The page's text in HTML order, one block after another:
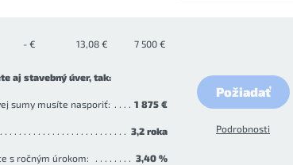
- € 13,08 € 7 500 €
Požiadať
Podrobnosti
aj stavebný úver, tak:
sumy musíte nasporiť: 1 875 €
3,2 roka
s ročným úrokom: 3,40 %